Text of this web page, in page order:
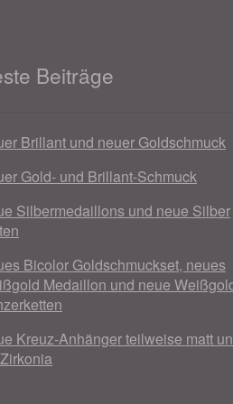
Beiträge
Brillant und neuer Goldschmuck
Gold- und Brillant-Schmuck
Silbermedaillons und neue Silber
Bicolor Goldschmuckset, neues
Medaillon und neue
Kreuz-Anhänger teilweise matt